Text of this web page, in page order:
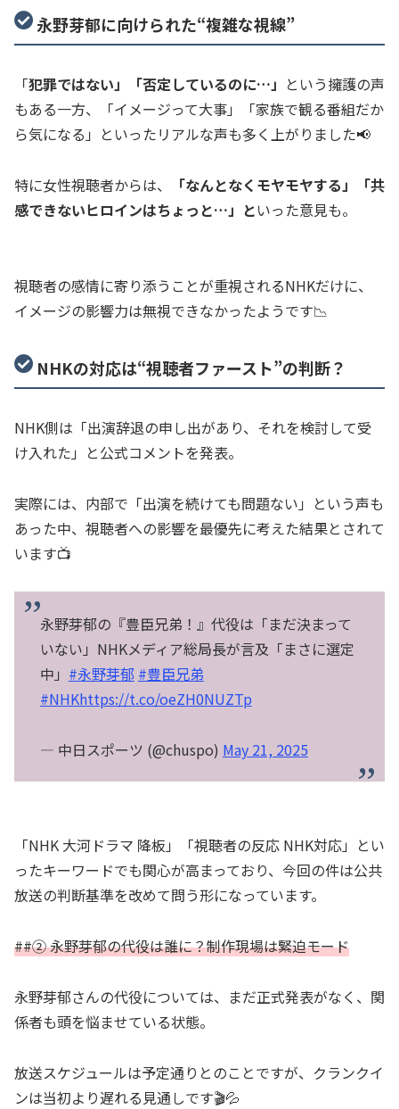
永野芽郁に向けられた“複雑な視線”
「犯罪ではない」「否定しているのに…」 という擁護の声
もある一方、「イメージって大事」「家族で観る番組だか
ら気になる」といったリアルな声も多く上がりました📢
特に女性視聴者からは、
「なんとなくモヤモヤする」「共
感できないヒロインはちょっと…」といった意見も。
視聴者の感情に寄り添うことが重視されるNHKだけに、
イメージの影響力は無視できなかったようです📉
NHKの対応は“視聴者ファースト”の判断？
NHK側は「出演辞退の申し出があり、それを検討して受
け入れた」と公式コメントを発表。
実際には、内部で「出演を続けても問題ない」という声も
あった中、視聴者への影響を最優先に考えた結果とされて
います📺
永野芽郁の『豊臣兄弟！』代役は「まだ決まって
いない」NHKメディア総局長が言及「まさに選定
中」 #永野芽郁 #豊臣兄弟
#NHKhttps://t.co/oeZH0NUZTp
— 中日スポーツ (@chuspo) May 21, 2025
「NHK 大河ドラマ 降板」「視聴者の反応 NHK対応」とい
ったキーワードでも関心が高まっており、今回の件は公共
放送の判断基準を改めて問う形になっています。
##② 永野芽郁の代役は誰に？制作現場は緊迫モード
永野芽郁さんの代役については、まだ正式発表がなく、関
係者も頭を悩ませている状態。
放送スケジュールは予定通りとのことですが、クランクイ
ンは当初より遅れる見通しです🎬💦